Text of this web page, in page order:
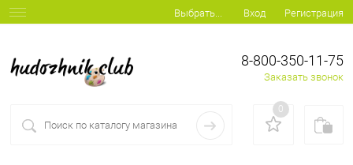
Выбрать... Вход Регистрация
8-800-350-11-75
Заказать звонок
0